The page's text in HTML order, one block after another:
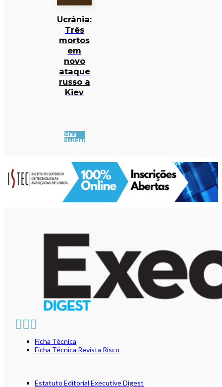
Ucrânia:
Três
mortos
em
novo
ataque
russo a
Kiev
Mais
Notícias
Ficha Técnica
Ficha Técnica Revista Risco
Estatuto Editorial Executive Digest